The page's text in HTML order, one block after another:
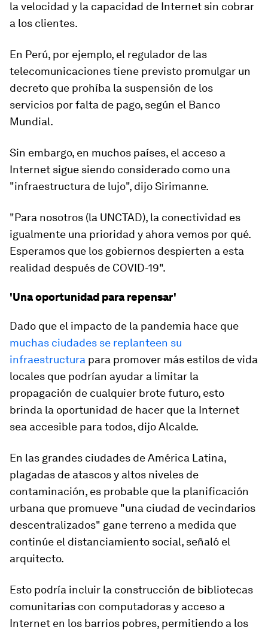
la velocidad y la capacidad de Internet sin cobrar
a los clientes.
En Perú, por ejemplo, el regulador de las
telecomunicaciones tiene previsto promulgar un
decreto que prohíba la suspensión de los
servicios por falta de pago, según el Banco
Mundial.
Sin embargo, en muchos países, el acceso a
Internet sigue siendo considerado como una
"infraestructura de lujo", dijo Sirimanne.
"Para nosotros (la UNCTAD), la conectividad es
igualmente una prioridad y ahora vemos por qué.
Esperamos que los gobiernos despierten a esta
realidad después de COVID-19".
'Una oportunidad para repensar'
Dado que el impacto de la pandemia hace que
muchas ciudades se replanteen su
infraestructura para promover más estilos de vida
locales que podrían ayudar a limitar la
propagación de cualquier brote futuro, esto
brinda la oportunidad de hacer que la Internet
sea accesible para todos, dijo Alcalde.
En las grandes ciudades de América Latina,
plagadas de atascos y altos niveles de
contaminación, es probable que la planificación
urbana que promueve "una ciudad de vecindarios
descentralizados" gane terreno a medida que
continúe el distanciamiento social, señaló el
arquitecto.
Esto podría incluir la construcción de bibliotecas
comunitarias con computadoras y acceso a
Internet en los barrios pobres, permitiendo a los